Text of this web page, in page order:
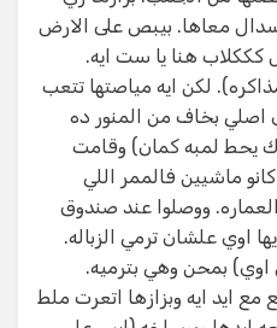
معاها. بيبص على الارض
كككلاب هنا يا ست ايه.
لكن ايه مياصتها تتعب
بخاف من المنور ده
يحط لمبه كمان) وقامت
ماشيين فالممر اللي
ووصلوا عند صندوق
اوي علشان ترمي الزباله.
اوي) بمحن وهي بترميه.
مع ايد ايه وبزازها اتعرت ملط